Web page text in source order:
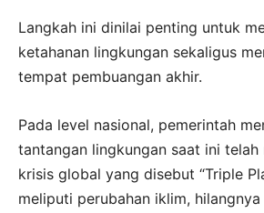
Langkah ini dinilai penting untuk
ketahanan lingkungan sekaligus
tempat pembuangan akhir.
Pada level nasional, pemerintah
tantangan lingkungan saat ini telah
krisis global yang disebut “Triple
meliputi perubahan iklim,